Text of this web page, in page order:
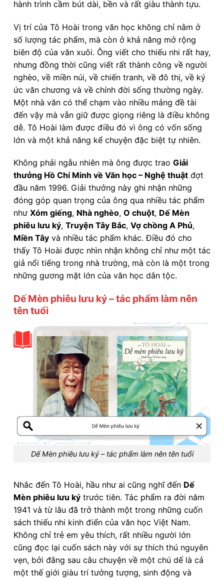
hành trình cầm bút dài, bền và rất giàu thành tựu.
Vị trí của Tô Hoài trong văn học không chỉ nằm ở
số lượng tác phẩm, mà còn ở khả năng mở rộng
biên độ của văn xuôi. Ông viết cho thiếu nhi rất hay,
nhưng đồng thời cũng viết rất thành công về người
nghèo, về miền núi, về chiến tranh, về đô thị, về ký
ức văn chương và về chính đời sống thường ngày.
Một nhà văn có thể chạm vào nhiều mảng đề tài
đến vậy mà vẫn giữ được giọng riêng là điều không
dễ. Tô Hoài làm được điều đó vì ông có vốn sống
lớn và một khả năng kể chuyện đặc biệt tự nhiên.
Không phải ngẫu nhiên mà ông được trao Giải
thưởng Hồ Chí Minh về Văn học – Nghệ thuật đợt
đầu năm 1996. Giải thưởng này ghi nhận những
đóng góp quan trọng của ông qua nhiều tác phẩm
như Xóm giếng, Nhà nghèo, O chuột, Dế Mèn
phiêu lưu ký, Truyện Tây Bắc, Vợ chồng A Phủ,
Miền Tây và nhiều tác phẩm khác. Điều đó cho
thấy Tô Hoài được nhìn nhận không chỉ như một tác
giả nổi tiếng trong nhà trường, mà còn là một trong
những gương mặt lớn của văn học dân tộc.
Dế Mèn phiêu lưu ký – tác phẩm làm nên
tên tuổi
Dế Mèn phiêu lưu ký – tác phẩm làm nên tên tuổi
Nhắc đến Tô Hoài, hầu như ai cũng nghĩ đến Dế
Mèn phiêu lưu ký trước tiên. Tác phẩm ra đời năm
1941 và từ lâu đã trở thành một trong những cuốn
sách thiếu nhi kinh điển của văn học Việt Nam.
Không chỉ trẻ em yêu thích, rất nhiều người lớn
cũng đọc lại cuốn sách này với sự thích thú nguyên
vẹn, bởi đằng sau câu chuyện về một chú dế là cả
một thế giới giàu trí tưởng tượng, sinh động và